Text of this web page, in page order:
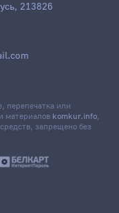
213826
перепечатка или
материалов komkur.info,
запрещено без